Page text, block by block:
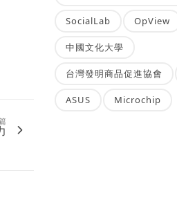
SocialLab OpView
中國文化大學
台灣發明商品促進協會
ASUS Microchip